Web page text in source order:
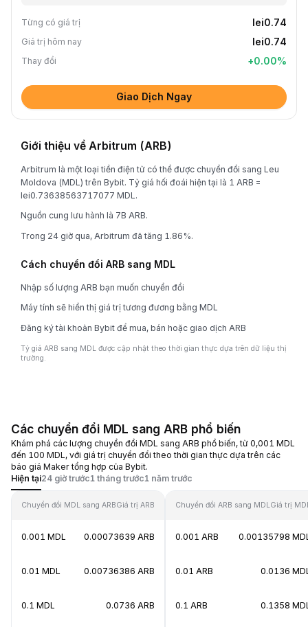
Từng có giá trị lei0.74
Giá trị hôm nay lei0.74
Thay đổi +0.00%
Giao Dịch Ngay
Giới thiệu về Arbitrum (ARB)
Arbitrum là một loại tiền điện tử có thể được chuyển đổi sang Leu
Moldova (MDL) trên Bybit. Tỷ giá hối đoái hiện tại là 1 ARB =
lei0.73638563717077 MDL.
Nguồn cung lưu hành là 7B ARB.
Trong 24 giờ qua, Arbitrum đã tăng 1.86%.
Cách chuyển đổi ARB sang MDL
Nhập số lượng ARB bạn muốn chuyển đổi
Máy tính sẽ hiển thị giá trị tương đương bằng MDL
Đăng ký tài khoản Bybit để mua, bán hoặc giao dịch ARB
Tỷ giá ARB sang MDL được cập nhật theo thời gian thực dựa trên dữ liệu thị
trường.
Các chuyển đổi MDL sang ARB phổ biến
Khám phá các lượng chuyển đổi MDL sang ARB phổ biến, từ 0,001 MDL
đến 100 MDL, với giá trị chuyển đổi theo thời gian thực dựa trên các
báo giá Maker tổng hợp của Bybit.
Hiện tại24 giờ trước1 tháng trước1 năm trước
Chuyển đổi MDL sang ARBGiá trị ARB
0.001 MDL 0.00073639 ARB
0.01 MDL 0.00736386 ARB
0.1 MDL 0.0736 ARB
Chuyển đổi ARB sang MDL Giá trị
0.001 ARB 0.00135798
0.01 ARB 0.0136
0.1 ARB 0.1358